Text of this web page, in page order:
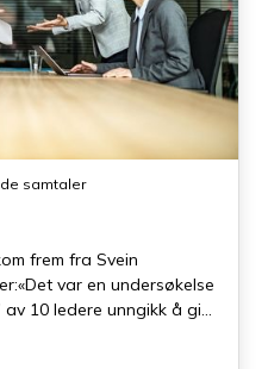
samtaler
frem fra Svein
var en undersøkelse
10 ledere unngikk å gi
stemning. Italienske
praktiserer en